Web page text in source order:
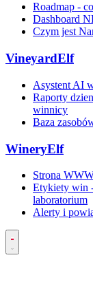
Roadmap -
Dashboard
Czym jest
VineyardElf
Asystent AI
Raporty
winnicy
Baza
WineryElf
Strona
Etykiety win
laboratorium
Alerty i